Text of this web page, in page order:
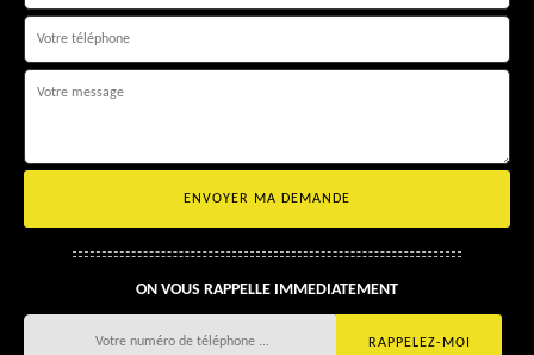
ON VOUS RAPPELLE IMMEDIATEMENT